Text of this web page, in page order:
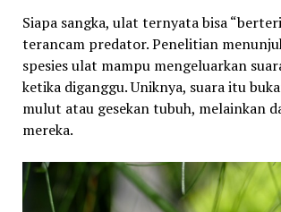
Siapa sangka, ulat ternyata bisa
terancam predator. Penelitian
spesies ulat mampu mengeluarkan
ketika diganggu. Uniknya, suara itu
mulut atau gesekan tubuh, melainkan
mereka.